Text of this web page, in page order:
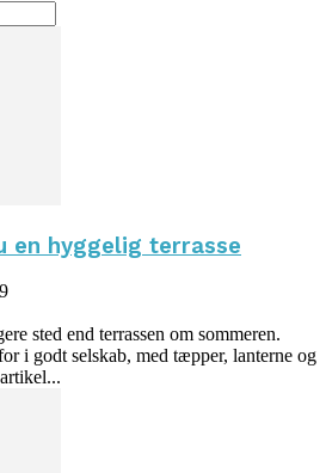
en hyggelig terrasse
sted end terrassen om sommeren.
i godt selskab, med tæpper, lanterne og